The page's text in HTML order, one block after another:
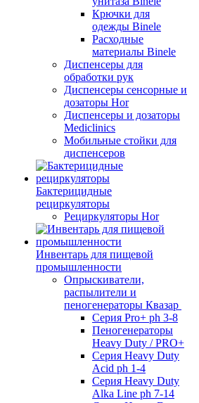
Крючки для
одежды Binele
Расходные
материалы Binele
Диспенсеры для
обработки рук
Диспенсеры сенсорные и
дозаторы Hor
Диспенсеры и дозаторы
Mediclinics
Мобильные стойки для
диспенсеров
Бактерицидные
рециркуляторы
Рециркуляторы Hor
Инвентарь для пищевой
промышленности
Опрыскиватели,
распылители и
пеногенераторы Квазар
Серия Pro+ ph 3-8
Пеногенераторы
Heavy Duty / PRO+
Серия Heavy Duty
Acid ph 1-4
Серия Heavy Duty
Alka Line ph 7-14